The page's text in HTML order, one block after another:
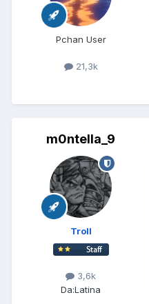
Pchan User
21,3k
m0ntella_9
Troll
3,6k
Da:Latina